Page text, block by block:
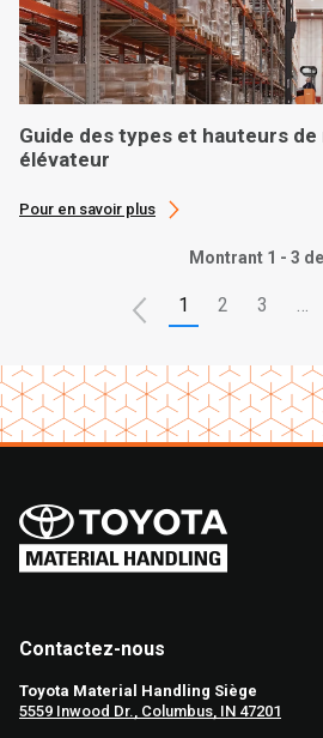
Guide des types et hauteurs
élévateur
Pour en savoir plus
Montrant 1 - 3
1 2 3
Contactez-nous
Toyota Material Handling Siège
5559 Inwood Dr., Columbus, IN 47201